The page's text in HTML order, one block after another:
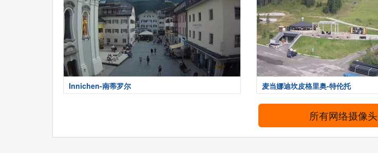
Innichen-南蒂罗尔 麦当娜迪坎皮格里奥-特伦托
所有网络摄像头